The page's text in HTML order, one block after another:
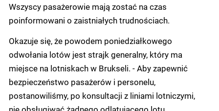
Wszyscy pasażerowie mają zostać na czas
poinformowani o zaistniałych trudnościach.
Okazuje się, że powodem poniedziałkowego
odwołania lotów jest strajk generalny, który ma
miejsce na lotniskach w Brukseli. - Aby zapewnić
bezpieczeństwo pasażerów i personelu,
postanowiliśmy, po konsultacji z liniami lotniczymi,
nie obsługiwać żadnego odlatującego lotu